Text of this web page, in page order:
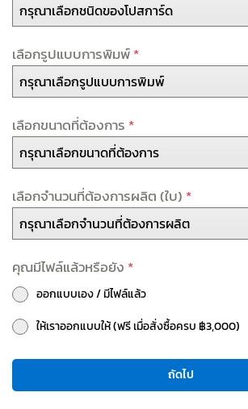
กรุณาเลือกชนิดของโปสการ์ด
เลือกรูปแบบการพิมพ์*
กรุณาเลือกรูปแบบการพิมพ์
เลือกขนาดที่ต้องการ *
กรุณาเลือกขนาดที่ต้องการ
เลือกจำนวนที่ต้องการผลิต (ใบ) *
กรุณาเลือกจำนวนที่ต้องการผลิต
คุณมีไฟล์แล้วหรือยัง *
ออกแบบเอง / มีไฟล์แล้ว
ให้เราออกแบบให้ (ฟรี เมื่อสั่งซื้อครบ ฿3,000)
ถัดไป